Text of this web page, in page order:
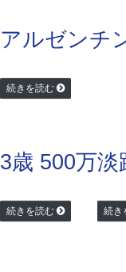
アルゼンチ
続きを読む
3歳 500万
続きを読む
淡
続き